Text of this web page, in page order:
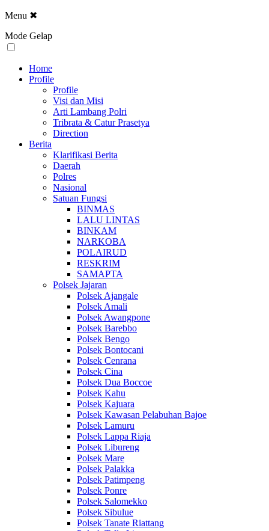
Menu ✖
Mode Gelap
Home
Profile
Profile
Visi dan Misi
Arti Lambang Polri
Tribrata & Catur Prasetya
Direction
Berita
Klarifikasi Berita
Daerah
Polres
Nasional
Satuan Fungsi
BINMAS
LALU LINTAS
BINKAM
NARKOBA
POLAIRUD
RESKRIM
SAMAPTA
Polsek Jajaran
Polsek Ajangale
Polsek Amali
Polsek Awangpone
Polsek Barebbo
Polsek Bengo
Polsek Bontocani
Polsek Cenrana
Polsek Cina
Polsek Dua Boccoe
Polsek Kahu
Polsek Kajuara
Polsek Kawasan Pelabuhan Bajoe
Polsek Lamuru
Polsek Lappa Riaja
Polsek Libureng
Polsek Mare
Polsek Palakka
Polsek Patimpeng
Polsek Ponre
Polsek Salomekko
Polsek Sibulue
Polsek Tanate Riattang